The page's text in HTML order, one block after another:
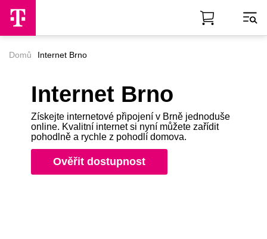
Skip to Main Content
Domů Internet Brno
Internet Brno
Získejte internetové připojení v Brně jednoduše
online. Kvalitní internet si nyní můžete zařídit
pohodlně a rychle z pohodlí domova.
Ověřit dostupnost